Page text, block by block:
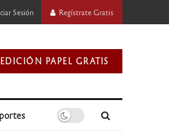
Sesión Regístrate Gratis
PAPEL GRATIS